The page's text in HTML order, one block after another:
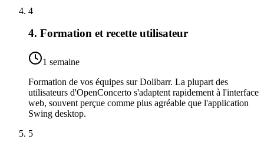
4
4. Formation et recette utilisateur
1 semaine
Formation de vos équipes sur Dolibarr. La plupart des
utilisateurs d'OpenConcerto s'adaptent rapidement à l'interface
web, souvent perçue comme plus agréable que l'application
Swing desktop.
5